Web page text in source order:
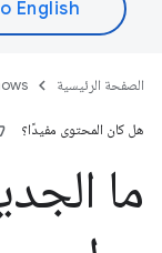
الصفحة الرئيسية
هل كان المحتوى مفيدًا؟
ما